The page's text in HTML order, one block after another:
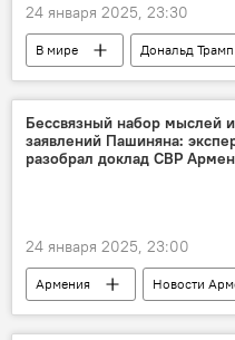
24 января 2025, 23:30
В мире Дональд Трамп
США
Бессвязный набор мыслей
заявлений Пашиняна:
разобрал доклад СВР
24 января 2025, 23:00
Армения
Новости
Аналитика
Политика